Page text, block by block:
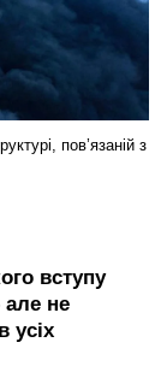
пов’язаній з
вступу
не
усіх